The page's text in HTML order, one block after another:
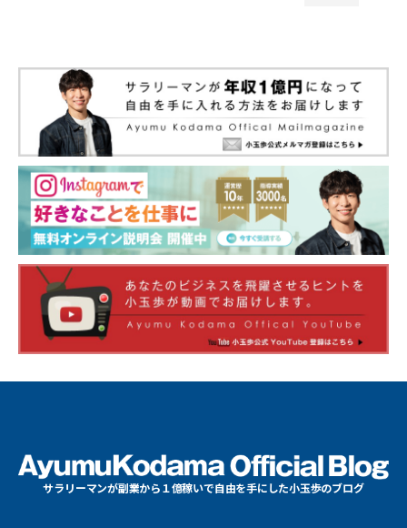
サラリーマンが副業から１億稼いで自由を手にした小玉歩のブログ